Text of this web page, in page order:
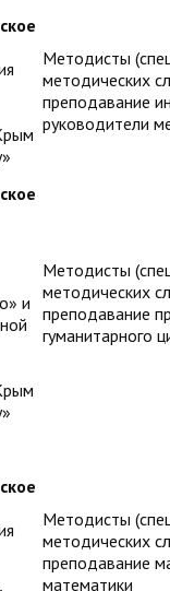
Методисты
методических
преподавание
руководители
и
Методисты
методических
преподавание
гуманитарного
Методисты
методических
преподавание
математики